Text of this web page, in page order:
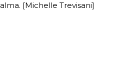
[Michelle Trevisani]